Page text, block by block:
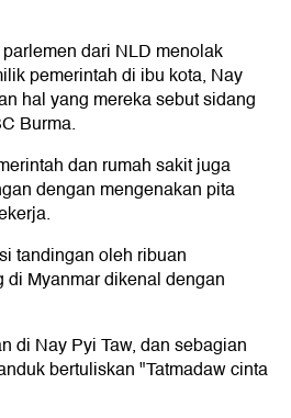
dari NLD menolak
pemerintah di ibu kota, Nay
hal yang mereka sebut sidang
Burma.
dan rumah sakit juga
dengan mengenakan pita
tandingan oleh ribuan
di Myanmar dikenal dengan
di Nay Pyi Taw, dan sebagian
bertuliskan "Tatmadaw cinta